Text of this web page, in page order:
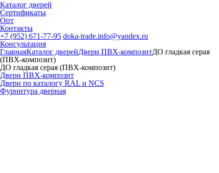
Каталог дверей
Сертификаты
Опт
Контакты
+7 (952) 671-77-95 doka-trade.info@yandex.ru
Консультация
ГлавнаяКаталог дверейДвери ПВХ-композитДО гладкая серая
(ПВХ-композит)
ДО гладкая серая (ПВХ-композит)
Двери ПВХ-композит
Двери по каталогу RAL и NCS
Фурнитура дверная